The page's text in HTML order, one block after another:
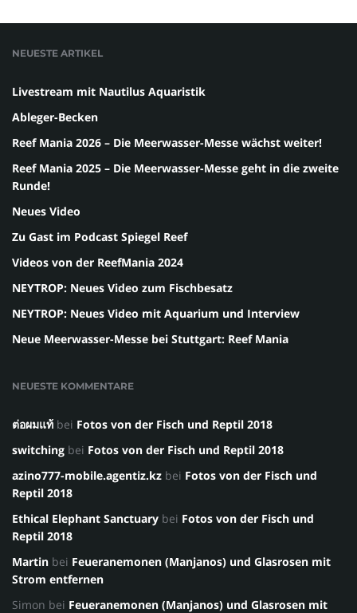
NEUESTE ARTIKEL
Livestream mit Nautilus Aquaristik
Ableger-Becken
Reef Mania 2026 – Die Meerwasser-Messe wächst weiter!
Reef Mania 2025 – Die Meerwasser-Messe geht in die zweite
Runde!
Neues Video
Zu Gast im Podcast Spiegel Reef
Videos von der ReefMania 2024
NEYTROP: Neues Video zum Fischbesatz
NEYTROP: Neues Video mit Aquarium und Interview
Neue Meerwasser-Messe bei Stuttgart: Reef Mania
NEUESTE KOMMENTARE
ต่อผมแท้ bei Fotos von der Fisch und Reptil 2018
switching bei Fotos von der Fisch und Reptil 2018
azino777-mobile.agentiz.kz bei Fotos von der Fisch und
Reptil 2018
Ethical Elephant Sanctuary bei Fotos von der Fisch und
Reptil 2018
Martin bei Feueranemonen (Manjanos) und Glasrosen mit
Strom entfernen
Simon bei Feueranemonen (Manjanos) und Glasrosen mit